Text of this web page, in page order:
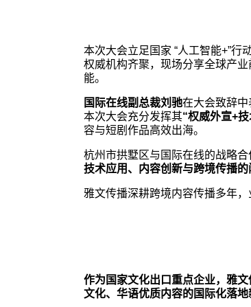
本次大会立足国家 “人工智能+”行
权威机构齐聚，现场分享全球产
能。
国际在线副总裁刘驰在大会致辞中
本次大会充分发挥其“权威外宣+
容与短剧作品高效出海。
杭州市拱墅区与国际在线的战略
技术应用、内容创新与跨境传播的
雅文传播深耕跨境内容传播多年
作为国家文化出口重点企业，雅
文化、华语优质内容的国际化落地